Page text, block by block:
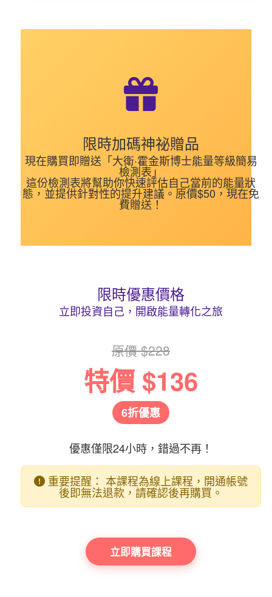
限時加碼神祕贈品
現在購買即贈送「大衛·霍金斯博士能量等級簡易
檢測表」
這份檢測表將幫助你快速評估自己當前的能量狀
態，並提供針對性的提升建議。原價$50，現在免
費贈送！
限時優惠價格
立即投資自己，開啟能量轉化之旅
原價 $228
特價 $136
6折優惠
優惠僅限24小時，錯過不再！
重要提醒： 本課程為線上課程，開通帳號
後即無法退款，請確認後再購買。
立即購買課程